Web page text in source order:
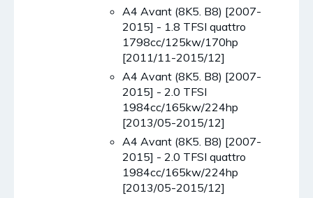
A4 Avant (8K5. B8) [2007-
2015] - 1.8 TFSI quattro
1798cc/125kw/170hp
[2011/11-2015/12]
A4 Avant (8K5. B8) [2007-
2015] - 2.0 TFSI
1984cc/165kw/224hp
[2013/05-2015/12]
A4 Avant (8K5. B8) [2007-
2015] - 2.0 TFSI quattro
1984cc/165kw/224hp
[2013/05-2015/12]